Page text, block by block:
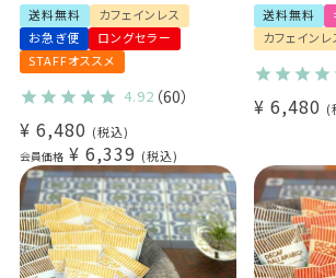
ドリップコーヒー デカフェ カフ
ェインレス
業務用 大容量パック まとめ買
いにおすすめ
送料無料
カフェインレス
お急ぎ便
ロングセラー
STAFFオススメ
4.92 （60）
¥ 6,480 税込
会員価格 ¥ 6,339 税込
デカフェセイ
(2.5g×30袋
有機グリー
(2g×30袋)
（コロンビア
送料無料
カフェインレ
¥ 6,480